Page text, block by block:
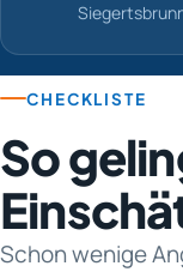
CHECKLISTE
So
Schon wenige